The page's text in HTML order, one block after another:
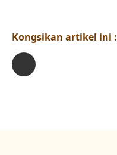
Kongsikan artikel ini :